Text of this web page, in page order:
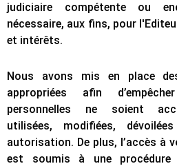
judiciaire compétente ou
nécessaire, aux fins, pour
et intérêts.
Nous avons mis en place
appropriées afin
personnelles ne soient
utilisées, modifiées,
autorisation. De plus, l’accès à
est soumis à une